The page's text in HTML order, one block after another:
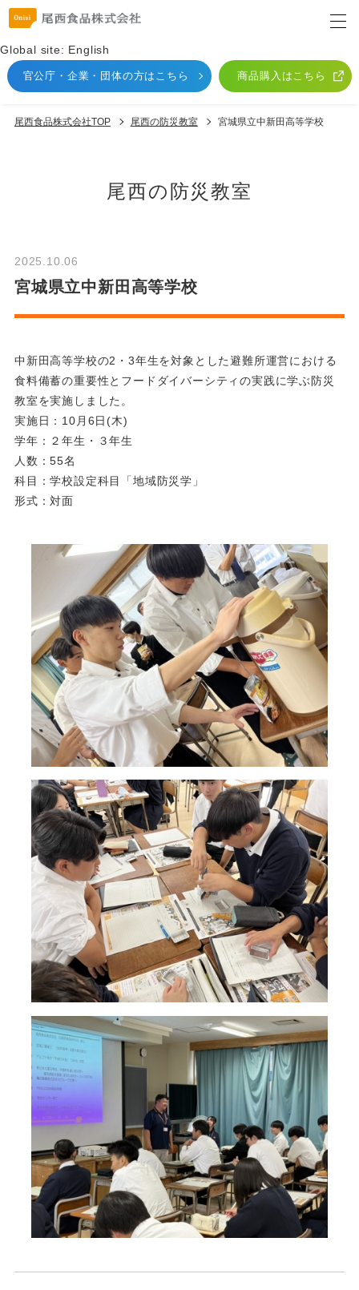
Global site: English
官公庁・企業・団体の方はこちら 商品購入はこちら
尾西食品株式会社TOP 尾⻄の防災教室 宮城県立中新田高等学校
尾⻄の防災教室
2025.10.06
宮城県立中新田高等学校
中新田高等学校の2・3年生を対象とした避難所運営における
食料備蓄の重要性とフードダイバーシティの実践に学ぶ防災
教室を実施しました。
実施日：10月6日(木)
学年：２年生・３年生
人数：55名
科目：学校設定科目「地域防災学」
形式：対面